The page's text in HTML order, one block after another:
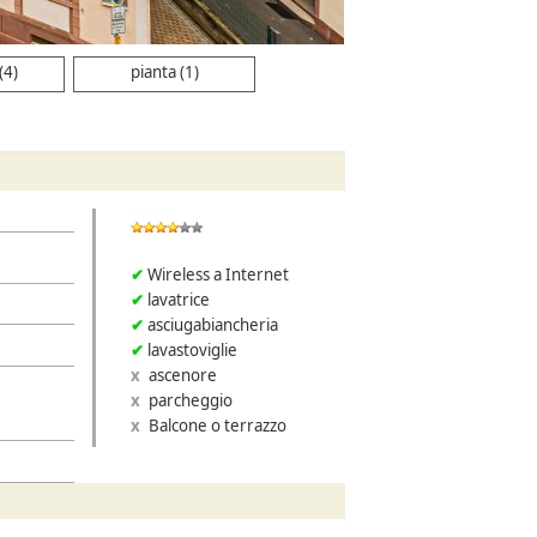
pianta (1)
Wireless a Internet
lavatrice
asciugabiancheria
lavastoviglie
ascenore
parcheggio
Balcone o terrazzo